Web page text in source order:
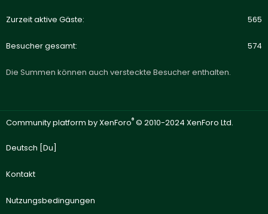
Zurzeit aktive Gäste 565
Besucher gesamt 574
Die Summen können auch versteckte Besucher enthalten.
Community platform by XenForo® © 2010-2024 XenForo Ltd.
Deutsch [Du]
Kontakt
Nutzungsbedingungen